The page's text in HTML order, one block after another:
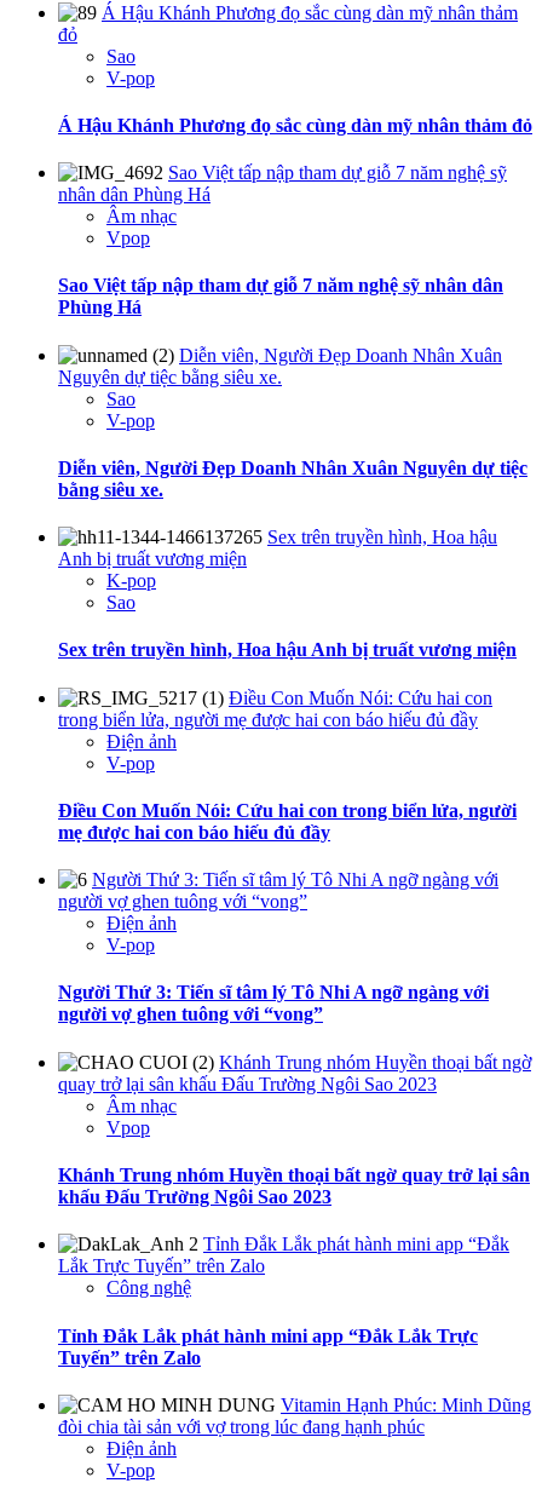
Á Hậu Khánh Phương đọ sắc cùng dàn mỹ nhân thảm
đỏ
Sao
V-pop
Á Hậu Khánh Phương đọ sắc cùng dàn mỹ nhân thảm đỏ
Sao Việt tấp nập tham dự giỗ 7 năm nghệ sỹ
nhân dân Phùng Há
Âm nhạc
Vpop
Sao Việt tấp nập tham dự giỗ 7 năm nghệ sỹ nhân dân
Phùng Há
Diễn viên, Người Đẹp Doanh Nhân Xuân
Nguyên dự tiệc bằng siêu xe.
Sao
V-pop
Diễn viên, Người Đẹp Doanh Nhân Xuân Nguyên dự tiệc
bằng siêu xe.
Sex trên truyền hình, Hoa hậu
Anh bị truất vương miện
K-pop
Sao
Sex trên truyền hình, Hoa hậu Anh bị truất vương miện
Điều Con Muốn Nói: Cứu hai con
trong biển lửa, người mẹ được hai con báo hiếu đủ đầy
Điện ảnh
V-pop
Điều Con Muốn Nói: Cứu hai con trong biển lửa, người
mẹ được hai con báo hiếu đủ đầy
Người Thứ 3: Tiến sĩ tâm lý Tô Nhi A ngỡ ngàng với
người vợ ghen tuông với “vong”
Điện ảnh
V-pop
Người Thứ 3: Tiến sĩ tâm lý Tô Nhi A ngỡ ngàng với
người vợ ghen tuông với “vong”
Khánh Trung nhóm Huyền thoại bất ngờ
quay trở lại sân khấu Đấu Trường Ngôi Sao 2023
Âm nhạc
Vpop
Khánh Trung nhóm Huyền thoại bất ngờ quay trở lại sân
khấu Đấu Trường Ngôi Sao 2023
Tỉnh Đắk Lắk phát hành mini app “Đắk
Lắk Trực Tuyến” trên Zalo
Công nghệ
Tỉnh Đắk Lắk phát hành mini app “Đắk Lắk Trực
Tuyến” trên Zalo
Vitamin Hạnh Phúc: Minh Dũng
đòi chia tài sản với vợ trong lúc đang hạnh phúc
Điện ảnh
V-pop